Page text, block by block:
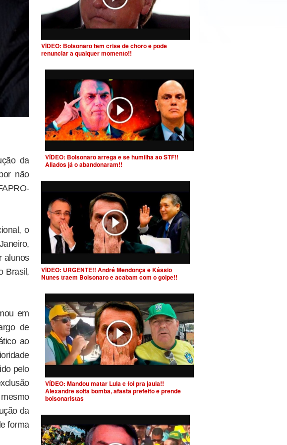
da
não
o
alunos
Brasil,
em
de
ao
pelo
da
forma
VÍDEO: Bolsonaro tem crise de choro e pode
renunciar a qualquer momento!!
VÍDEO: Bolsonaro arrega e se humilha ao STF!!
Aliados já o abandonaram!!
VÍDEO: URGENTE!! André Mendonça e Kássio
Nunes traem Bolsonaro e acabam com o golpe!!
VÍDEO: Mandou matar Lula e foi pra jaula!!
Alexandre solta bomba, afasta prefeito e prende
bolsonaristas